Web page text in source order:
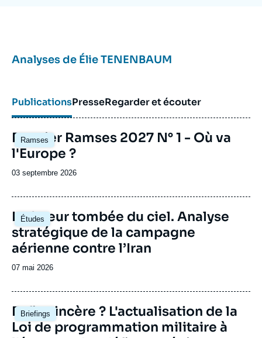
Analyses de Élie TENENBAUM
PublicationsPresseRegarder et écouter
Ramses
Image
principale
Dossier Ramses 2027 N° 1 - Où va
l'Europe ?
Date
publication
03 septembre 2026
Études
Image
principale
La fureur tombée du ciel. Analyse
stratégique de la campagne
aérienne contre l’Iran
Date
publication
07 mai 2026
Briefings
Image
principale
Enfin sincère ? L'actualisation de la
Loi de programmation militaire à